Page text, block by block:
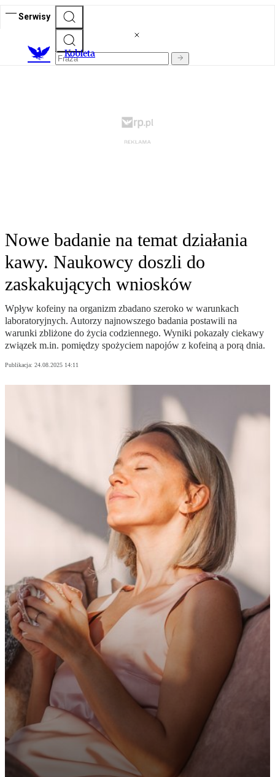
Serwisy
Kobieta
Nowe badanie na temat działania
kawy. Naukowcy doszli do
zaskakujących wniosków
Wpływ kofeiny na organizm zbadano szeroko w warunkach
laboratoryjnych. Autorzy najnowszego badania postawili na
warunki zbliżone do życia codziennego. Wyniki pokazały ciekawy
związek m.in. pomiędzy spożyciem napojów z kofeiną a porą dnia.
Publikacja: 24.08.2025 14:11